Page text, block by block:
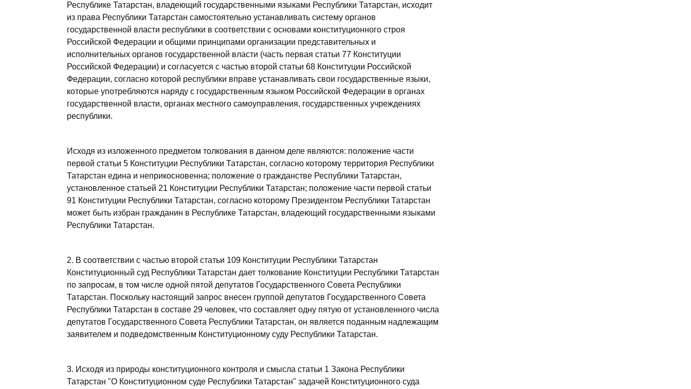
Республике Татарстан, владеющий государственными языками Республики Татарстан, исходит
из права Республики Татарстан самостоятельно устанавливать систему органов
государственной власти республики в соответствии с основами конституционного строя
Российской Федерации и общими принципами организации представительных и
исполнительных органов государственной власти (часть первая статьи 77 Конституции
Российской Федерации) и согласуется с частью второй статьи 68 Конституции Российской
Федерации, согласно которой республики вправе устанавливать свои государственные языки,
которые употребляются наряду с государственным языком Российской Федерации в органах
государственной власти, органах местного самоуправления, государственных учреждениях
республики.
Исходя из изложенного предметом толкования в данном деле являются: положение части
первой статьи 5 Конституции Республики Татарстан, согласно которому территория Республики
Татарстан едина и неприкосновенна; положение о гражданстве Республики Татарстан,
установленное статьей 21 Конституции Республики Татарстан; положение части первой статьи
91 Конституции Республики Татарстан, согласно которому Президентом Республики Татарстан
может быть избран гражданин в Республике Татарстан, владеющий государственными языками
Республики Татарстан.
2. В соответствии с частью второй статьи 109 Конституции Республики Татарстан
Конституционный суд Республики Татарстан дает толкование Конституции Республики Татарстан
по запросам, в том числе одной пятой депутатов Государственного Совета Республики
Татарстан. Поскольку настоящий запрос внесен группой депутатов Государственного Совета
Республики Татарстан в составе 29 человек, что составляет одну пятую от установленного числа
депутатов Государственного Совета Республики Татарстан, он является поданным надлежащим
заявителем и подведомственным Конституционному суду Республики Татарстан.
3. Исходя из природы конституционного контроля и смысла статьи 1 Закона Республики
Татарстан "О Конституционном суде Республики Татарстан" задачей Конституционного суда